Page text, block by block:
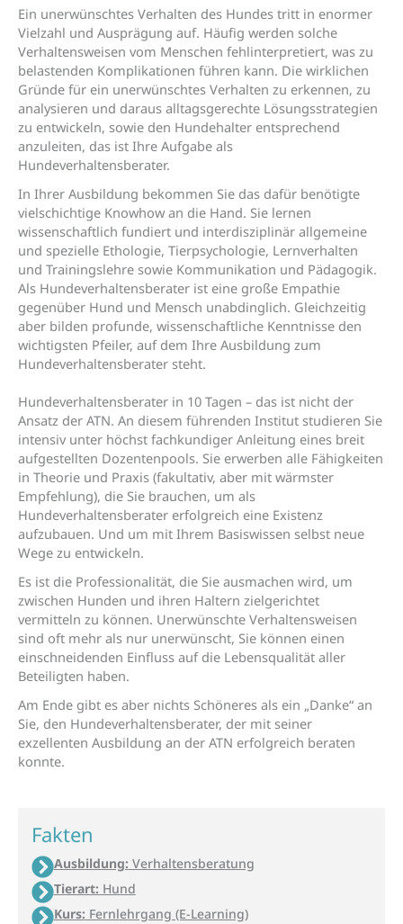
Ein unerwünschtes Verhalten des Hundes tritt in enormer
Vielzahl und Ausprägung auf. Häufig werden solche
Verhaltensweisen vom Menschen fehlinterpretiert, was zu
belastenden Komplikationen führen kann. Die wirklichen
Gründe für ein unerwünschtes Verhalten zu erkennen, zu
analysieren und daraus alltagsgerechte Lösungsstrategien
zu entwickeln, sowie den Hundehalter entsprechend
anzuleiten, das ist Ihre Aufgabe als
Hundeverhaltensberater.
In Ihrer Ausbildung bekommen Sie das dafür benötigte
vielschichtige Knowhow an die Hand. Sie lernen
wissenschaftlich fundiert und interdisziplinär allgemeine
und spezielle Ethologie, Tierpsychologie, Lernverhalten
und Trainingslehre sowie Kommunikation und Pädagogik.
Als Hundeverhaltensberater ist eine große Empathie
gegenüber Hund und Mensch unabdinglich. Gleichzeitig
aber bilden profunde, wissenschaftliche Kenntnisse den
wichtigsten Pfeiler, auf dem Ihre Ausbildung zum
Hundeverhaltensberater steht.
Hundeverhaltensberater in 10 Tagen – das ist nicht der
Ansatz der ATN. An diesem führenden Institut studieren Sie
intensiv unter höchst fachkundiger Anleitung eines breit
aufgestellten Dozentenpools. Sie erwerben alle Fähigkeiten
in Theorie und Praxis (fakultativ, aber mit wärmster
Empfehlung), die Sie brauchen, um als
Hundeverhaltensberater erfolgreich eine Existenz
aufzubauen. Und um mit Ihrem Basiswissen selbst neue
Wege zu entwickeln.
Es ist die Professionalität, die Sie ausmachen wird, um
zwischen Hunden und ihren Haltern zielgerichtet
vermitteln zu können. Unerwünschte Verhaltensweisen
sind oft mehr als nur unerwünscht, Sie können einen
einschneidenden Einfluss auf die Lebensqualität aller
Beteiligten haben.
Am Ende gibt es aber nichts Schöneres als ein „Danke“ an
Sie, den Hundeverhaltensberater, der mit seiner
exzellenten Ausbildung an der ATN erfolgreich beraten
konnte.
Fakten
Ausbildung: Verhaltensberatung
Tierart: Hund
Kurs: Fernlehrgang (E-Learning)